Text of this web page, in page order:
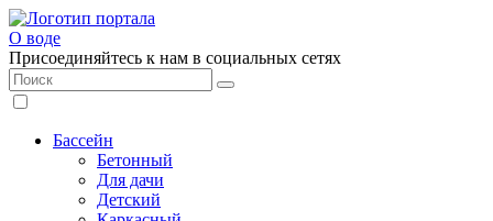
О воде
Присоединяйтесь к нам в социальных сетях
Бассейн
Бетонный
Для дачи
Детский